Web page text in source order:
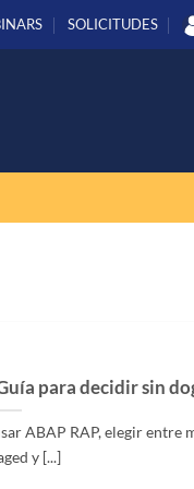
SOLICITUDES
para decidir sin
ABAP RAP, elegir entre
y [...]